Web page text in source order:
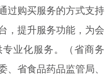
过购买服务的方式支持
，提升服务功能，为会
业化服务。（省商务
、省食品药品监管局、